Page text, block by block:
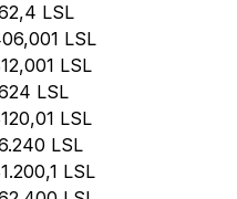
LSL
LSL
LSL
LSL
LSL
LSL
LSL